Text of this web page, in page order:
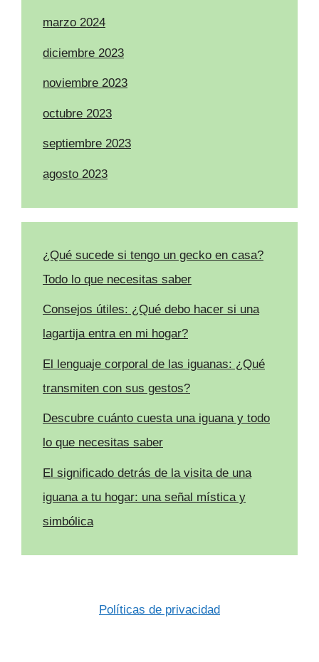
marzo 2024
diciembre 2023
noviembre 2023
octubre 2023
septiembre 2023
agosto 2023
¿Qué sucede si tengo un gecko en casa?
Todo lo que necesitas saber
Consejos útiles: ¿Qué debo hacer si una
lagartija entra en mi hogar?
El lenguaje corporal de las iguanas: ¿Qué
transmiten con sus gestos?
Descubre cuánto cuesta una iguana y todo
lo que necesitas saber
El significado detrás de la visita de una
iguana a tu hogar: una señal mística y
simbólica
Políticas de privacidad